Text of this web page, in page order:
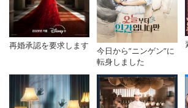
再婚承認を要求します
今日から”ニンゲン”に
転身しました